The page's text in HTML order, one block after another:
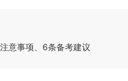
意事项、6条备考建议